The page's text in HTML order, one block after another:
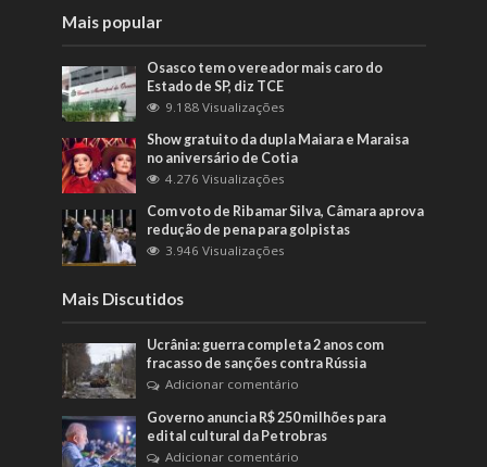
Mais popular
Osasco tem o vereador mais caro do
Estado de SP, diz TCE
9.188 Visualizações
Show gratuito da dupla Maiara e Maraisa
no aniversário de Cotia
4.276 Visualizações
Com voto de Ribamar Silva, Câmara aprova
redução de pena para golpistas
3.946 Visualizações
Mais Discutidos
Ucrânia: guerra completa 2 anos com
fracasso de sanções contra Rússia
Adicionar comentário
Governo anuncia R$ 250 milhões para
edital cultural da Petrobras
Adicionar comentário